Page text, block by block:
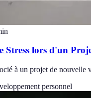
Stress lors d'un
à un projet de nouvelle
personnel